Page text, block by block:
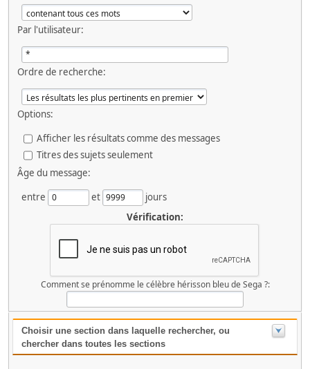
Par l'utilisateur:
Ordre de recherche:
Options:
Afficher les résultats comme des messages
Titres des sujets seulement
Âge du message:
entre
et
jours
Vérification:
Comment se prénomme le célèbre hérisson bleu de Sega ?:
Choisir une section dans laquelle rechercher, ou
chercher dans toutes les sections